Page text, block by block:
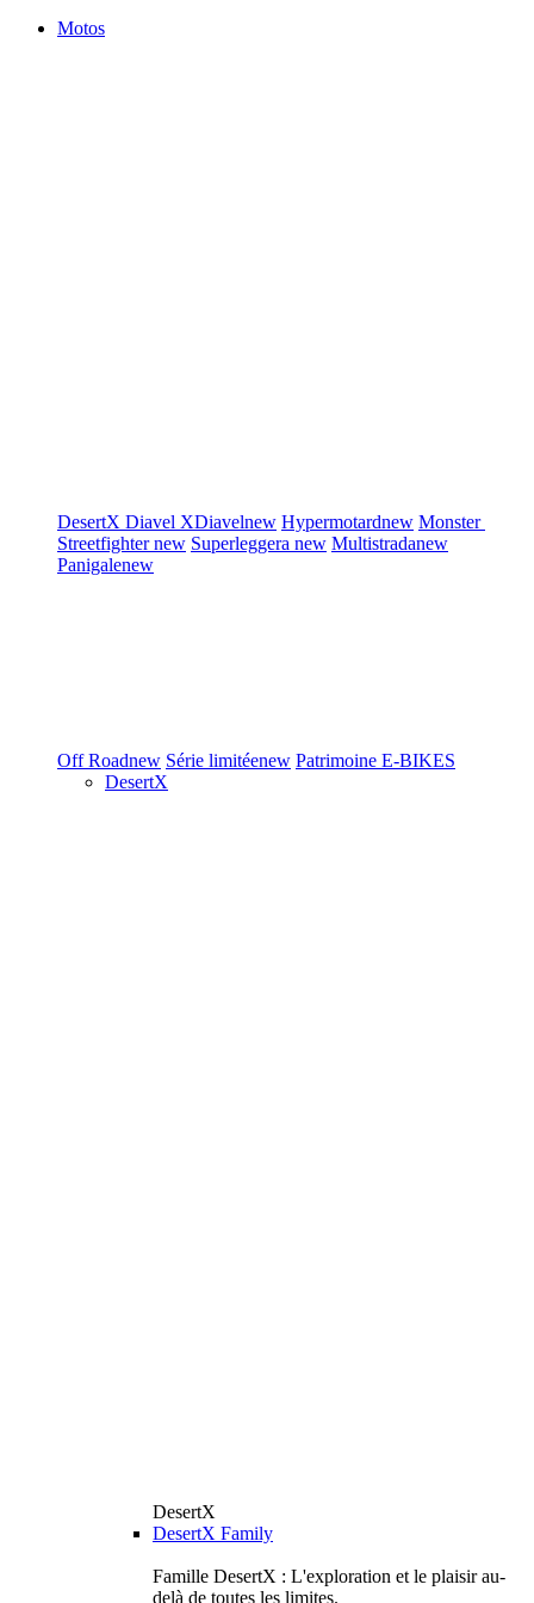
Motos
DesertX Diavel XDiavelnew Hypermotardnew Monster
Streetfighternew Superleggera new Multistradanew
Panigalenew
Off Roadnew Série limitéenew Patrimoine E-BIKES
DesertX
DesertX
DesertX Family
Famille DesertX : L'exploration et le plaisir au-
delà de toutes les limites.